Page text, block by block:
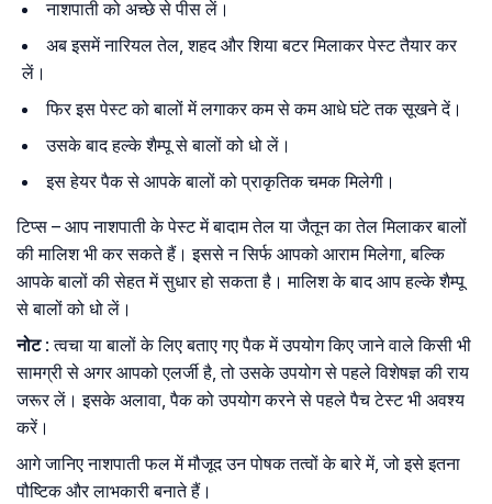
नाशपाती को अच्छे से पीस लें।
अब इसमें नारियल तेल, शहद और शिया बटर मिलाकर पेस्ट तैयार कर
लें।
फिर इस पेस्ट को बालों में लगाकर कम से कम आधे घंटे तक सूखने दें।
उसके बाद हल्के शैम्पू से बालों को धो लें।
इस हेयर पैक से आपके बालों को प्राकृतिक चमक मिलेगी।
टिप्स – आप नाशपाती के पेस्ट में बादाम तेल या जैतून का तेल मिलाकर बालों
की मालिश भी कर सकते हैं। इससे न सिर्फ आपको आराम मिलेगा, बल्कि
आपके बालों की सेहत में सुधार हो सकता है। मालिश के बाद आप हल्के शैम्पू
से बालों को धो लें।
नोट: त्वचा या बालों के लिए बताए गए पैक में उपयोग किए जाने वाले किसी भी
सामग्री से अगर आपको एलर्जी है, तो उसके उपयोग से पहले विशेषज्ञ की राय
जरूर लें। इसके अलावा, पैक को उपयोग करने से पहले पैच टेस्ट भी अवश्य
करें।
आगे जानिए नाशपाती फल में मौजूद उन पोषक तत्वों के बारे में, जो इसे इतना
पौष्टिक और लाभकारी बनाते हैं।